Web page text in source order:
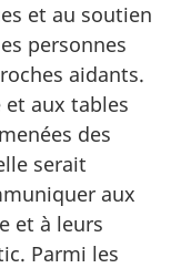
et au soutien
personnes
aidants.
et aux tables
des
serait
aux
et à leurs
Parmi les